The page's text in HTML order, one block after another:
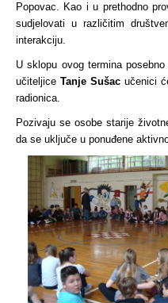
Popovac. Kao i u prethodno
sudjelovati u različitim
interakciju.
U sklopu ovog termina
učiteljice Tanje Sušac učenici
radionica.
Pozivaju se osobe starije
da se uključe u ponuđene